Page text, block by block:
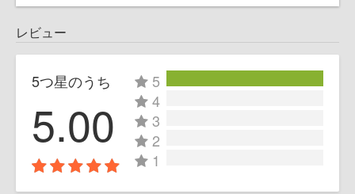
レビュー
5つ星のうち
5.00
5
4
3
2
1